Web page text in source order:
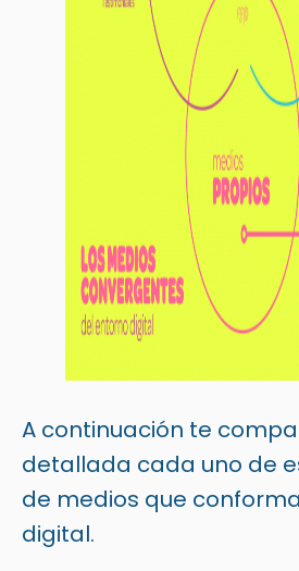
A continuación te
detallada cada uno de
de medios que
digital.